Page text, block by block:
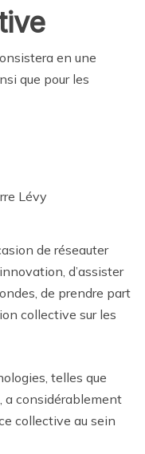
en une
que pour les
Lévy
de réseauter
d’assister
de prendre part
collective sur les
telles que
a considérablement
collective au sein